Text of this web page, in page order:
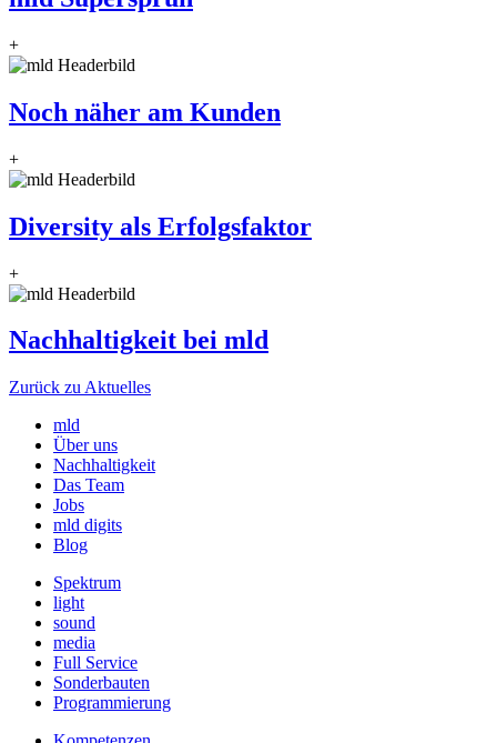
+
Noch näher am Kunden
+
Diversity als Erfolgsfaktor
+
Nachhaltigkeit bei mld
Zurück zu Aktuelles
mld
Über uns
Nachhaltigkeit
Das Team
Jobs
mld digits
Blog
Spektrum
light
sound
media
Full Service
Sonderbauten
Programmierung